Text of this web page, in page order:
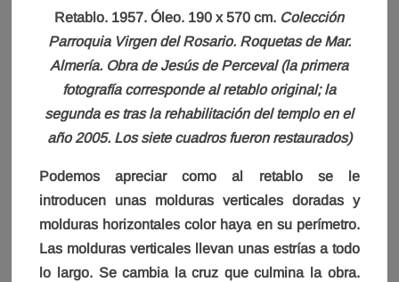
Retablo. 1957. Óleo. 190 x 570 cm. Colección
Parroquia Virgen del Rosario. Roquetas de Mar.
Almería. Obra de Jesús de Perceval (la primera
fotografía corresponde al retablo original; la
segunda es tras la rehabilitación del templo en el
año 2005. Los siete cuadros fueron restaurados)
Podemos apreciar como al retablo se le
introducen unas molduras verticales doradas y
molduras horizontales color haya en su perímetro.
Las molduras verticales llevan unas estrías a todo
lo largo. Se cambia la cruz que culmina la obra.